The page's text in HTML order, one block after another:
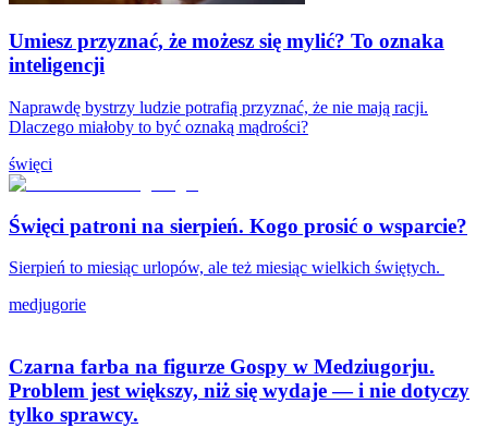
Umiesz przyznać, że możesz się mylić? To oznaka
inteligencji
Naprawdę bystrzy ludzie potrafią przyznać, że nie mają racji.
Dlaczego miałoby to być oznaką mądrości?
święci
Święci patroni na sierpień. Kogo prosić o wsparcie?
Sierpień to miesiąc urlopów, ale też miesiąc wielkich świętych.
medjugorie
Czarna farba na figurze Gospy w Medziugorju.
Problem jest większy, niż się wydaje — i nie dotyczy
tylko sprawcy.